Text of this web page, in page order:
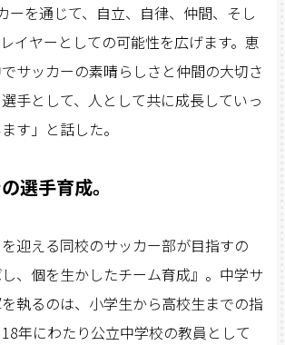
ーを通じて、自立、自律、仲間、そし
イヤーとしての可能性を広げます。恵
サッカーの素晴らしさと仲間の大切さ
手として、人として共に成長していっ
す」と話した。
選手育成。
迎える同校のサッカー部が目指すの
、個を生かしたチーム育成』。中学サ
執るのは、小学生から高校生までの指
年にわたり公立中学校の教員として